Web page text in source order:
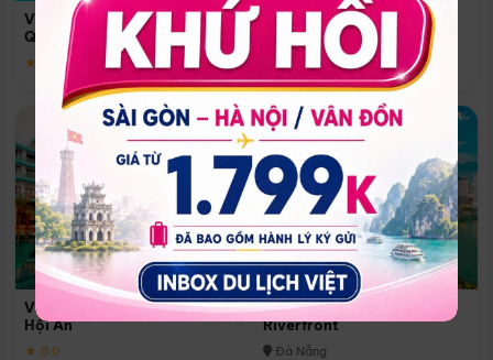
Vinpearl Resort & Spa Phu
Quoc
★ 5.0
Quoc
Phú Quốc
★ 5.0
Vinpearl Resort & Golf Nam
Hội An
★ 5.0
Melia Vinpearl Danang
Riverfront
Đà Nẵng